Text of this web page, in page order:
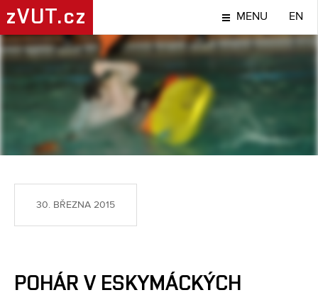
zVUT.cz MENU EN
SPORT
30. BŘEZNA 2015
POHÁR V ESKYMÁCKÝCH